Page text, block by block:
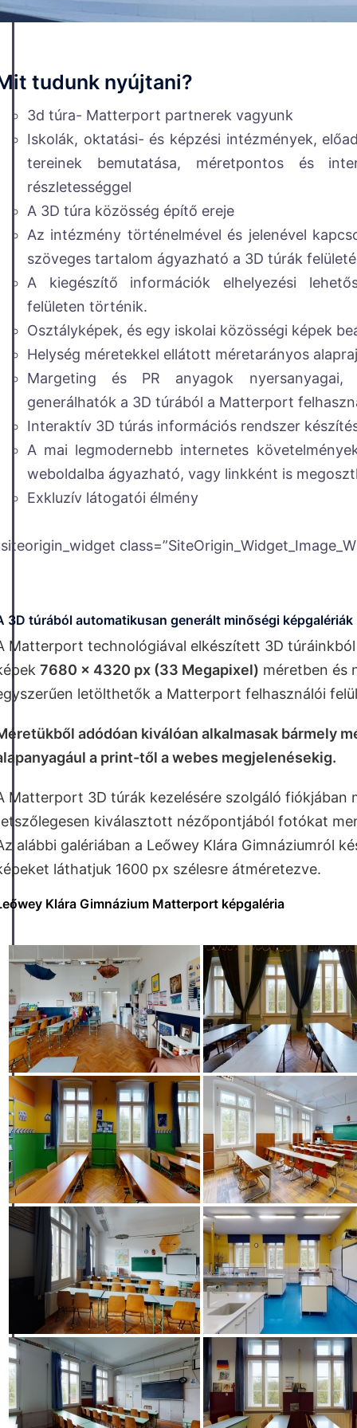
tudunk nyújtani?
3d túra- Matterport partnerek vagyunk
Iskolák, oktatási- és képzési intézmények,
tereinek bemutatása, méretpontos és
részletességgel
A 3D túra közösség építő ereje
Az intézmény történelmével és jelenével
szöveges tartalom ágyazható a 3D túrák
A kiegészítő információk elhelyezési
felületen történik.
Osztályképek, és egy iskolai közösségi képek
Helység méretekkel ellátott méretarányos
Margeting és PR anyagok
generálhatók a 3D túrából a Matterport
Interaktív 3D túrás információs rendszer
A mai legmodernebb internetes
weboldalba ágyazható, vagy linkként is
Exkluzív látogatói élmény
3D túrából automatikusan generált minőségi képgalériák
Matterport technológiával elkészített 3D
7680 x 4320 px (33 Megapixel) méretben és
letölthetők a Matterport felhasználói
adódóan kiválóan alkalmasak bármely
a print-től a webes megjelenésekig.
Matterport 3D túrák kezelésére szolgáló fiókjában
kiválasztott nézőpontjából fotókat
alábbi galériában a Leőwey Klára Gimnáziumról
láthatjuk 1600 px szélesre átméretezve.
Klára Gimnázium Matterport képgaléria